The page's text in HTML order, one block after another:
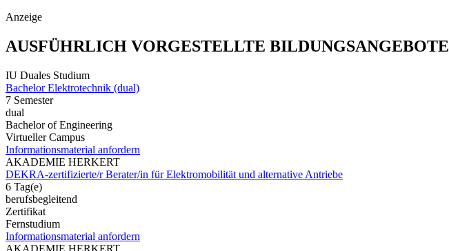
Anzeige
AUSFÜHRLICH VORGESTELLTE BILDUNGSANGEBOTE
IU Duales Studium
Bachelor Elektrotechnik (dual)
7 Semester
dual
Bachelor of Engineering
Virtueller Campus
Informationsmaterial anfordern
AKADEMIE HERKERT
DEKRA-zertifizierte/r Berater/in für Elektromobilität und alternative Antriebe
6 Tag(e)
berufsbegleitend
Zertifikat
Fernstudium
Informationsmaterial anfordern
AKADEMIE HERKERT